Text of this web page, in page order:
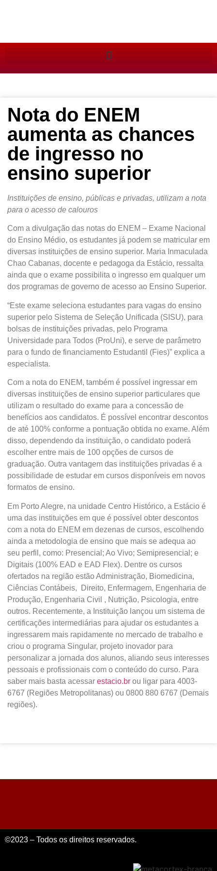
Nota do ENEM
aumenta as chances
de ingresso no
ensino superior
Instituições de ensino, públicas e privadas, utilizam a nota
para o acesso de calouros
Com a divulgação das notas do ENEM – Exame Nacional
do Ensino Médio, os estudantes já podem se matricular em
diversas instituições de ensino superior. Maria Inmaculada
Chao Cabanas, docente e pedagoga da Estácio, ressalta
ainda que o exame possibilita o ingresso em qualquer um
dos programas de governo de acesso ao Ensino Superior.
“Este exame seleciona estudantes para vagas do ensino
superior pelo Sistema de Seleção Unificada (SISU), para
bolsas de instituições privadas, pelo Programa
Universidade para Todos (ProUni), e serve de parâmetro
para o fundo de financiamento Estudantil (Fies)” explica a
especialista.
Com a nota do ENEM, também é possível ingressar em
diversas instituições de ensino superior particulares que
utilizam o resultado do exame para a concessão de
benefícios aos candidatos. É possível encontrar descontos
de até 100% conforme a pontuação obtida no exame. Além
disso, dependendo da instituição, o candidato poderá
escolher entre mais de 100 opções de cursos de
graduação. Outra vantagem das instituições privadas é a
possibilidade de estudar em cursos disponíveis em novos
formatos de ensino.
Em Porto Alegre, na unidade Centro Histórico, a Estácio é
uma das instituições em que é possível obter descontos
com a nota do ENEM em dezenas de cursos, escolhendo
ainda a metodologia de ensino que mais se adequa ao
seu perfil, como: Presencial; Ao Vivo; Semipresencial; e
Digitais (100% EAD e EAD Flex). Dentre os cursos
ofertados na região estão Administração, Biomedicina,
Ciências Contábeis, Direito, Enfermagem, Engenharia de
Produção, Engenharia Civil , Nutrição, Psicologia, entre
outros. Recentemente, a Instituição lançou um sistema de
certificações intermediárias para ajudar os estudantes a
ingressarem mais rapidamente no mercado de trabalho e
criou o programa Singular, projeto inovador para
personalizar a jornada dos alunos, aliando seus interesses
pessoais e profissionais com o conteúdo do curso. Para
saber mais basta acessar estacio.br ou ligar para 4003-
6767 (Regiões Metropolitanas) ou 0800 880 6767 (Demais
regiões).
©2023 – Todos os direitos reservados.